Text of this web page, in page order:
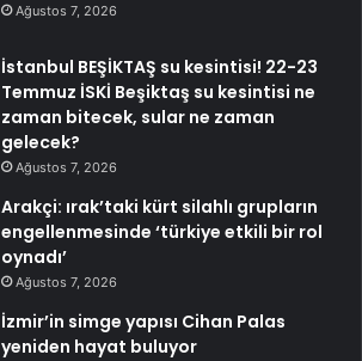
Ağustos 7, 2026
İstanbul BEŞİKTAŞ su kesintisi! 22-23
Temmuz İSKİ Beşiktaş su kesintisi ne
zaman bitecek, sular ne zaman
gelecek?
Ağustos 7, 2026
Arakçi: ırak’taki kürt silahlı grupların
engellenmesinde ‘türkiye etkili bir rol
oynadı’
Ağustos 7, 2026
İzmir’in simge yapısı Cihan Palas
yeniden hayat buluyor